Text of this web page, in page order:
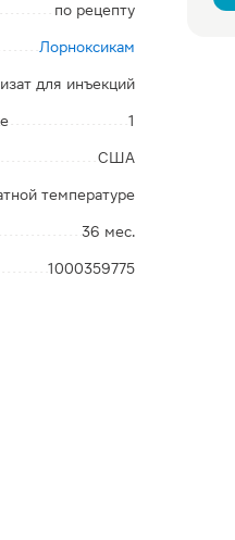
по рецепту
Лорноксикам
для инъекций
1
США
температуре
36 мес.
1000359775